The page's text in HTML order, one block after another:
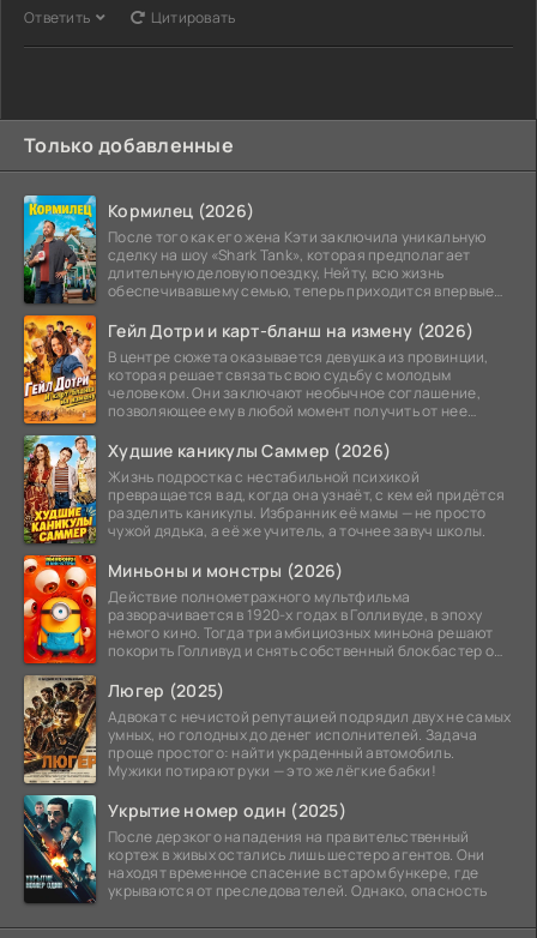
Ответить Цитировать
Только добавленные
Кормилец (2026)
После того как его жена Кэти заключила уникальную
сделку на шоу «Shark Tank», которая предполагает
длительную деловую поездку, Нейту, всю жизнь
обеспечивавшему семью, теперь приходится впервые
Гейл Дотри и карт-бланш на измену (2026)
В центре сюжета оказывается девушка из провинции,
которая решает связать свою судьбу с молодым
человеком. Они заключают необычное соглашение,
позволяющее ему в любой момент получить от нее
Худшие каникулы Саммер (2026)
Жизнь подростка с нестабильной психикой
превращается в ад, когда она узнаёт, с кем ей придётся
разделить каникулы. Избранник её мамы — не просто
чужой дядька, а её же учитель, а точнее завуч школы.
Миньоны и монстры (2026)
Действие полнометражного мультфильма
разворачивается в 1920-х годах в Голливуде, в эпоху
немого кино. Тогда три амбициозных миньона решают
покорить Голливуд и снять собственный блокбастер о
Люгер (2025)
Адвокат с нечистой репутацией подрядил двух не самых
умных, но голодных до денег исполнителей. Задача
проще простого: найти украденный автомобиль.
Мужики потирают руки — это же лёгкие бабки!
Укрытие номер один (2025)
После дерзкого нападения на правительственный
кортеж в живых остались лишь шестеро агентов. Они
находят временное спасение в старом бункере, где
укрываются от преследователей. Однако, опасность